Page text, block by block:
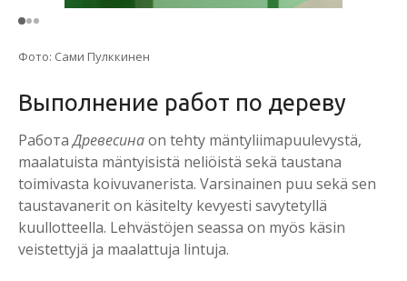
Фото: Сами Пулккинен
Выполнение работ по дереву
РаботаДревесинаon tehty mäntyliimapuulevystä,
maalatuista mäntyisistä neliöistä sekä taustana
toimivasta koivuvanerista. Varsinainen puu sekä sen
taustavanerit on käsitelty kevyesti savytetyllä
kuullotteella. Lehvästöjen seassa on myös käsin
veistettyjä ja maalattuja lintuja.